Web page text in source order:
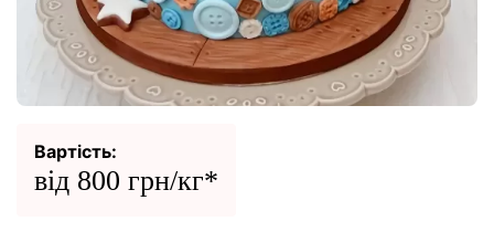
Вартість:
від 800 грн/кг*